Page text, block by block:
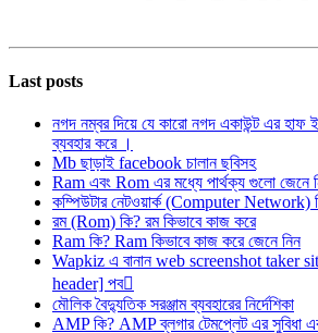
Last posts
নগদ নম্বর দিয়ে যে কারো নগদ একাউন্ট এর
ব্যবহার করে ।
Mb ছাড়াই facebook চালান ছবিসহ
Ram এবং Rom এর মধ্যে পার্থক্য গুলো জেনে
কম্পিউটার নেটওয়ার্ক (Computer Network)
রম (Rom) কি? রম কিভাবে কাজ করে
Ram কি? Ram কিভাবে কাজ করে জেনে নিন
Wapkiz এ বানান web screenshot taker
header] পব
মৌলিক বৈদ্যুতিক সরঞ্জাম ব্যবহারের নির্দেশিকা
AMP কি? AMP ব্লগার টেমপ্লেট এর সুবিধা